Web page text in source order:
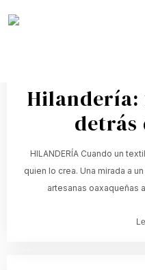
Hilandería:
HILANDERÍA Cuando un
quien lo crea. Una mirada a
artesanas oaxaqueñas